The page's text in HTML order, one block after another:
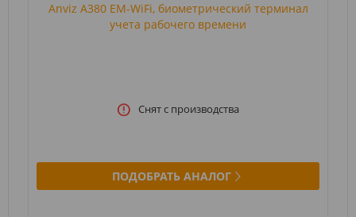
Anviz A380 EM-WiFi, биометрический терминал
учета рабочего времени
Снят с производства
ПОДОБРАТЬ АНАЛОГ